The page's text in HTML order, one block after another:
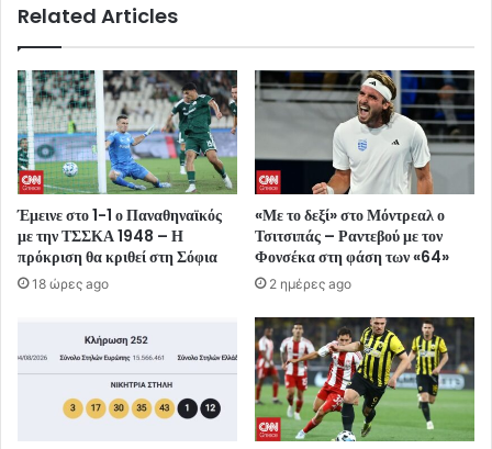
Related Articles
Έμεινε στο 1-1 ο Παναθηναϊκός
με την ΤΣΣΚΑ 1948 – Η
πρόκριση θα κριθεί στη Σόφια
18 ώρες ago
«Με το δεξί» στο Μόντρεαλ ο
Τσιτσιπάς – Ραντεβού με τον
Φονσέκα στη φάση των «64»
2 ημέρες ago